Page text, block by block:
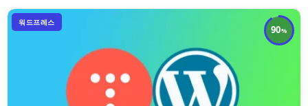
90
워드프레스